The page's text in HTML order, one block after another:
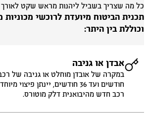
מה שצריך בשביל ליהנות מראש שקט לאורך
הביטוח מיועדת לרוכשי מכוניות
בין היתר:
אבדן או גניבה
חודשים ועד 36 חודשים, יינתן פיצוי
רכב חדש מהיבואנית דלק מוטורס.